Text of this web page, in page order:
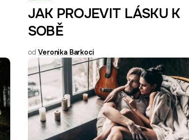
JAK PROJEVIT LÁSKU K
SOBĚ
odVeronika Barkoci